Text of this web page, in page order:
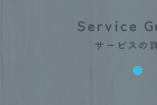
Service
サービスの